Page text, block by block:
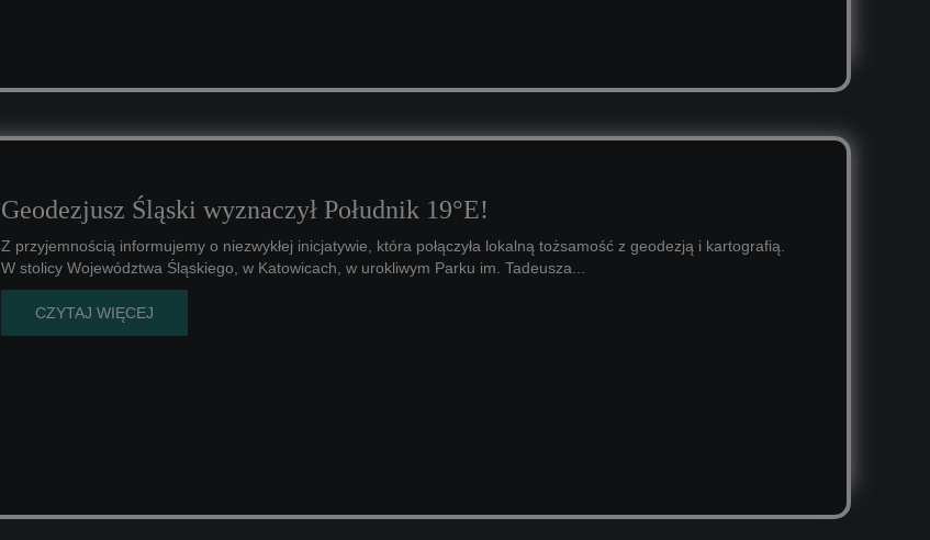
Geodezjusz Śląski wyznaczył Południk 19°E!
Z przyjemnością informujemy o niezwykłej inicjatywie, która połączyła lokalną tożsamość z geodezją i kartografią.
W stolicy Województwa Śląskiego, w Katowicach, w urokliwym Parku im. Tadeusza...
CZYTAJ WIĘCEJ